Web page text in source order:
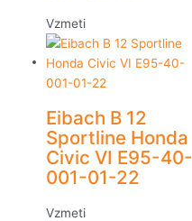
Vzmeti
Eibach B 12
Sportline Honda
Civic VI E95-40-
001-01-22
Vzmeti